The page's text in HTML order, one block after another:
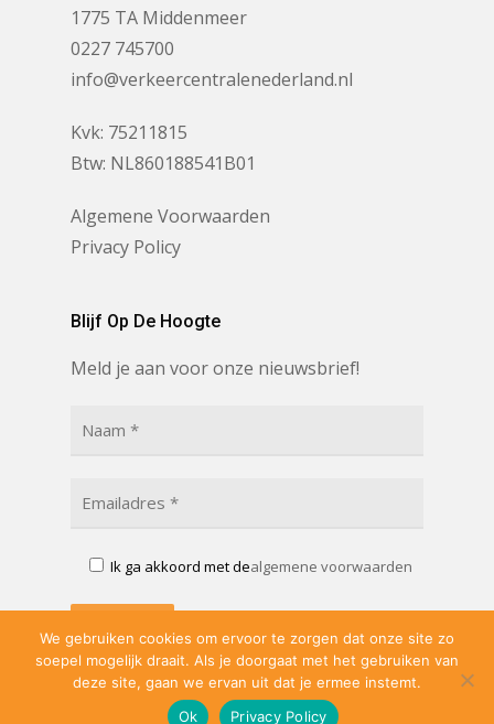
1775 TA Middenmeer
0227 745700
info@verkeercentralenederland.nl
Kvk: 75211815
Btw: NL860188541B01
Algemene Voorwaarden
Privacy Policy
Blijf Op De Hoogte
Meld je aan voor onze nieuwsbrief!
Ik ga akkoord met dealgemene voorwaarden
We gebruiken cookies om ervoor te zorgen dat onze site zo
soepel mogelijk draait. Als je doorgaat met het gebruiken van
deze site, gaan we ervan uit dat je ermee instemt.
Ok
Privacy Policy